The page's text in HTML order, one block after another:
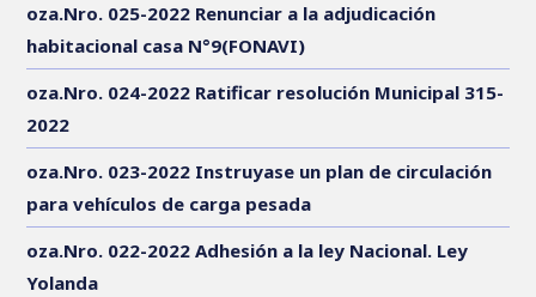
oza.Nro. 025-2022 Renunciar a la adjudicación
habitacional casa N°9(FONAVI)
oza.Nro. 024-2022 Ratificar resolución Municipal 315-
2022
oza.Nro. 023-2022 Instruyase un plan de circulación
para vehículos de carga pesada
oza.Nro. 022-2022 Adhesión a la ley Nacional. Ley
Yolanda